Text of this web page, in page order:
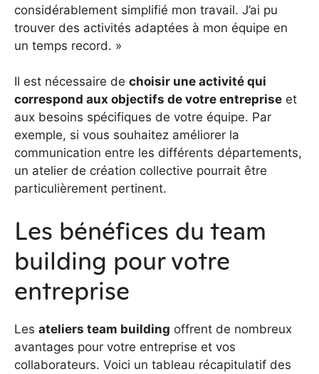
considérablement simplifié mon travail. J’ai pu
trouver des activités adaptées à mon équipe en
un temps record. »
Il est nécessaire de choisir une activité qui
correspond aux objectifs de votre entreprise et
aux besoins spécifiques de votre équipe. Par
exemple, si vous souhaitez améliorer la
communication entre les différents départements,
un atelier de création collective pourrait être
particulièrement pertinent.
Les bénéfices du team
building pour votre
entreprise
Les ateliers team building offrent de nombreux
avantages pour votre entreprise et vos
collaborateurs. Voici un tableau récapitulatif des